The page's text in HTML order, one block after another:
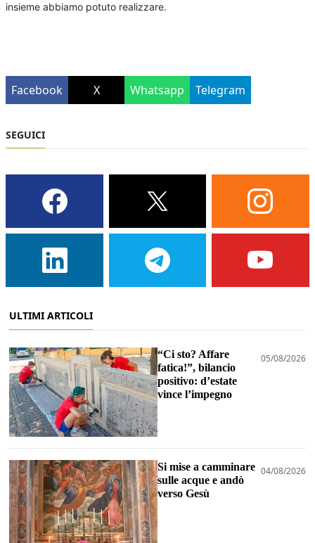
insieme abbiamo potuto realizzare.
Facebook X Whatsapp Telegram
SEGUICI
ULTIMI ARTICOLI
“Ci sto? Affare
fatica!”, bilancio
positivo: d’estate
vince l’impegno
05/08/2026
Si mise a camminare
sulle acque e andò
verso Gesù
04/08/2026